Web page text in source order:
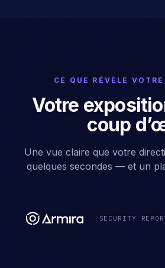
CE QUE RÉVÈLE
Votre
coup
Une vue claire que votre
quelques secondes — et un